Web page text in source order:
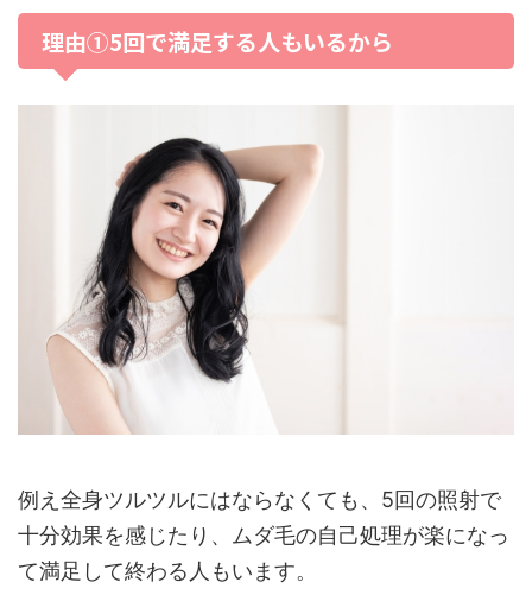
理由①5回で満足する人もいるから
例え全身ツルツルにはならなくても、5回の照射で
十分効果を感じたり、ムダ毛の自己処理が楽になっ
て満足して終わる人もいます。